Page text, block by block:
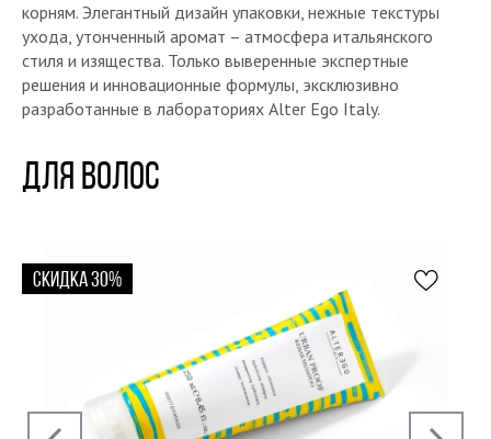
корням. Элегантный дизайн упаковки, нежные текстуры
ухода, утонченный аромат – атмосфера итальянского
стиля и изящества. Только выверенные экспертные
решения и инновационные формулы, эксклюзивно
разработанные в лабораториях Alter Ego Italy.
ДЛЯ ВОЛОС
СКИДКА 30%
‹